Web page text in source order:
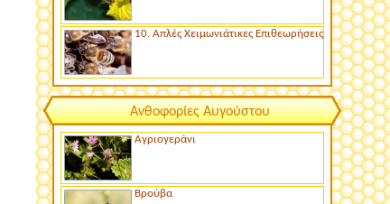
10. Απλές Χειμωνιάτικες Επιθεωρήσεις
Ανθοφορίες Αυγούστου
Αγριογεράνι
Βρούβα